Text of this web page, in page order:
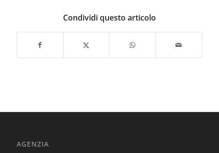
Condividi questo articolo
AGENZIA